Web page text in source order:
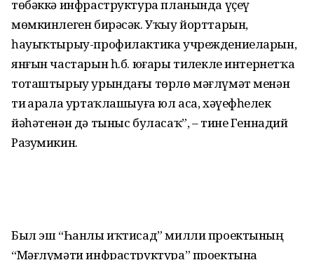
төбәккә инфраструктура планында үҫеү
мөмкинлеген бирәсәк. Уҡыу йорттарын,
һауыҡтырыу-профилактика учреждениеларын,
янғын частарын һ.б. юғары тиҙлекле интернетҡа
тоташтырыу урындағы төрлө мәғлүмәт менән
тиҙ арала уртаҡлашыуға юл аса, хәүефһеҙлек
йәһәтенән дә тыныс буласаҡ”, – тине Геннадий
Разумикин.
Был эш “Һанлы иҡтисад” милли проектының
“Мәғлүмәти инфраструктура” проектына